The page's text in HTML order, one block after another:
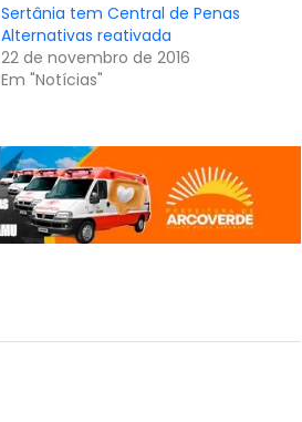
Sertânia tem Central de Penas
Alternativas reativada
22 de novembro de 2016
Em "Notícias"